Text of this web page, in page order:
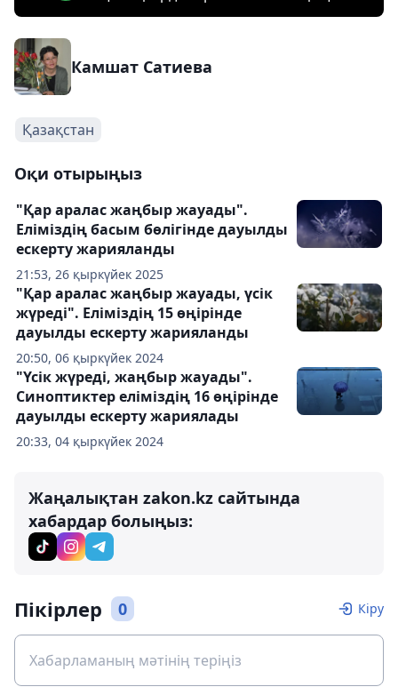
Камшат Сатиева
Қазақстан
Оқи отырыңыз
21:53, 26 қыркүйек 2025
"Қар аралас жаңбыр жауады".
Еліміздің басым бөлігінде дауылды
ескерту жарияланды
20:50, 06 қыркүйек 2024
"Қар аралас жаңбыр жауады, үсік
жүреді". Еліміздің 15 өңірінде
дауылды ескерту жарияланды
20:33, 04 қыркүйек 2024
"Үсік жүреді, жаңбыр жауады".
Синоптиктер еліміздің 16 өңірінде
дауылды ескерту жариялады
Жаңалықтан zakon.kz сайтында
хабардар болыңыз:
Пікірлер 0 Кіру